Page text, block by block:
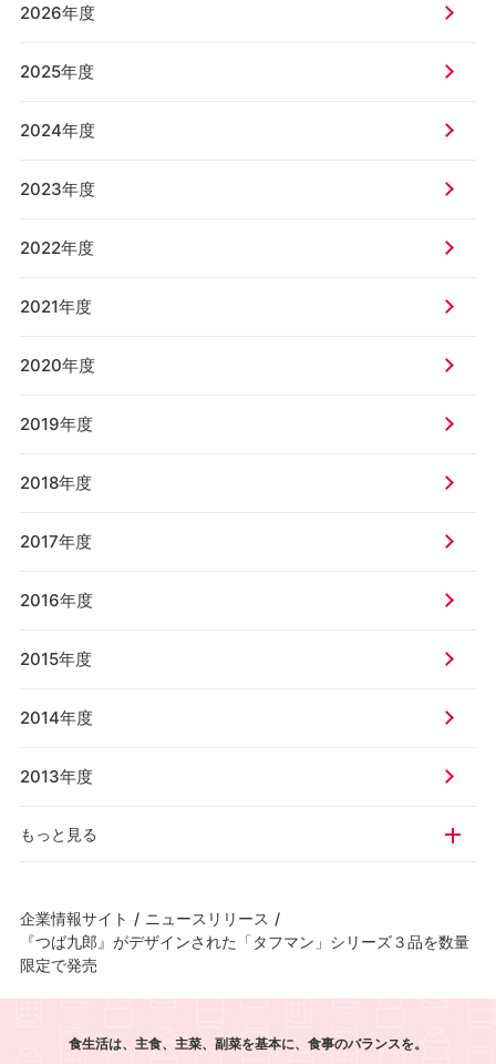
2026年度
2025年度
2024年度
2023年度
2022年度
2021年度
2020年度
2019年度
2018年度
2017年度
2016年度
2015年度
2014年度
2013年度
もっと見る
企業情報サイト / ニュースリリース /
『つば九郎』がデザインされた「タフマン」シリーズ３品を数量
限定で発売
食生活は、主食、主菜、副菜を基本に、食事のバランスを。